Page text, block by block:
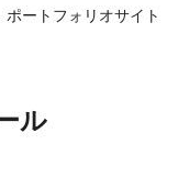
ートフォリオサイト
ル